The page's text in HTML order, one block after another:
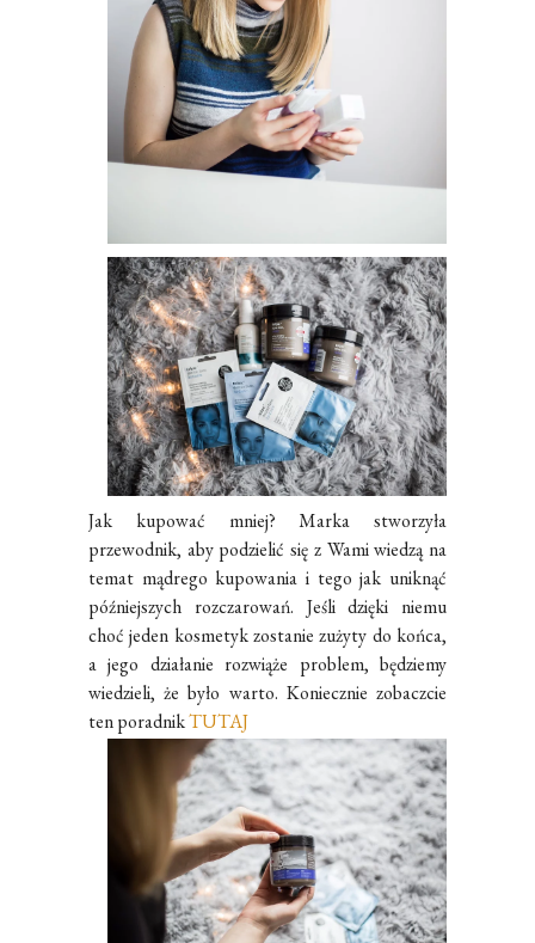
Jak kupować mniej? Marka stworzyła
przewodnik, aby podzielić się z Wami wiedzą na
temat mądrego kupowania i tego jak uniknąć
późniejszych rozczarowań. Jeśli dzięki niemu
choć jeden kosmetyk zostanie zużyty do końca,
a jego działanie rozwiąże problem, będziemy
wiedzieli, że było warto. Koniecznie zobaczcie
ten poradnikTUTAJ